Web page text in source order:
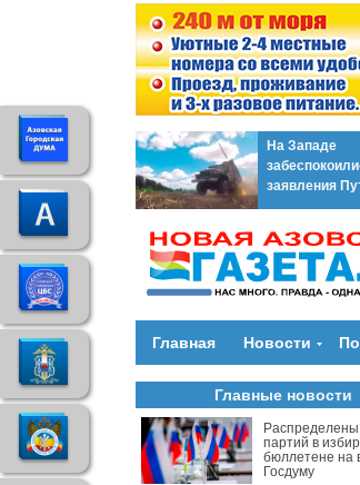
На Западе
заявления
Главная Новости
Главные новости
партий в
бюллетене на
Госдуму